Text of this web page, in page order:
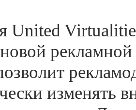
United
рекламной
изменять